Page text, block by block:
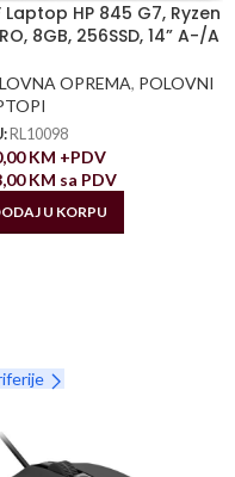
Laptop HP 845 G7, Ryzen
8GB, 256SSD, 14” A-/A
OPREMA, POLOVNI
RL10098
KM +PDV
KM sa PDV
U KORPU